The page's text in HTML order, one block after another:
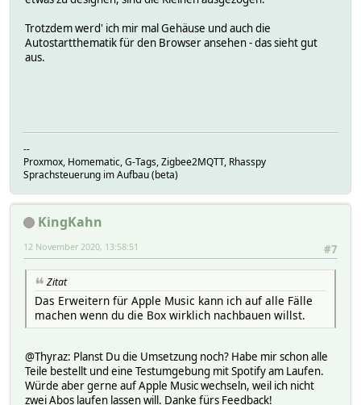
Trotzdem werd' ich mir mal Gehäuse und auch die
Autostartthematik für den Browser ansehen - das sieht gut
aus.
--
Proxmox, Homematic, G-Tags, Zigbee2MQTT, Rhasspy
Sprachsteuerung im Aufbau (beta)
KingKahn
#7
12 November 2020, 13:58:51
Zitat
Das Erweitern für Apple Music kann ich auf alle Fälle
machen wenn du die Box wirklich nachbauen willst.
@Thyraz: Planst Du die Umsetzung noch? Habe mir schon alle
Teile bestellt und eine Testumgebung mit Spotify am Laufen.
Würde aber gerne auf Apple Music wechseln, weil ich nicht
zwei Abos laufen lassen will. Danke fürs Feedback!